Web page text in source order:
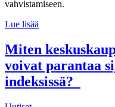
vahvistamiseen.
Lue lisää
tekijät haluaa
uudistaa
Miten
voivat parantaa
indeksissä?